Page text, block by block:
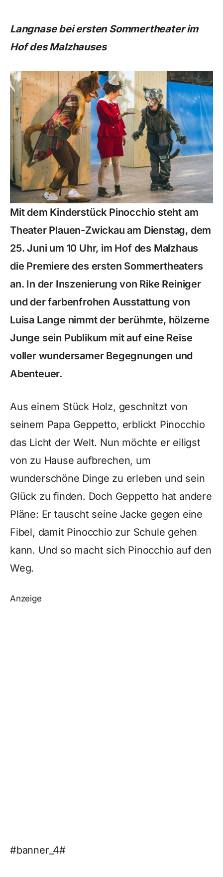
Langnase bei ersten Sommertheater im
Hof des Malzhauses
Mit dem Kinderstück Pinocchio steht am
Theater Plauen-Zwickau am Dienstag, dem
25. Juni um 10 Uhr, im Hof des Malzhaus
die Premiere des ersten Sommertheaters
an. In der Inszenierung von Rike Reiniger
und der farbenfrohen Ausstattung von
Luisa Lange nimmt der berühmte, hölzerne
Junge sein Publikum mit auf eine Reise
voller wundersamer Begegnungen und
Abenteuer.
Aus einem Stück Holz, geschnitzt von
seinem Papa Geppetto, erblickt Pinocchio
das Licht der Welt. Nun möchte er eiligst
von zu Hause aufbrechen, um
wunderschöne Dinge zu erleben und sein
Glück zu finden. Doch Geppetto hat andere
Pläne: Er tauscht seine Jacke gegen eine
Fibel, damit Pinocchio zur Schule gehen
kann. Und so macht sich Pinocchio auf den
Weg.
Anzeige
#banner_4#